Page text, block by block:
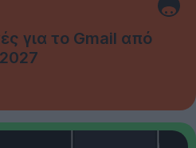
για το Gmail από